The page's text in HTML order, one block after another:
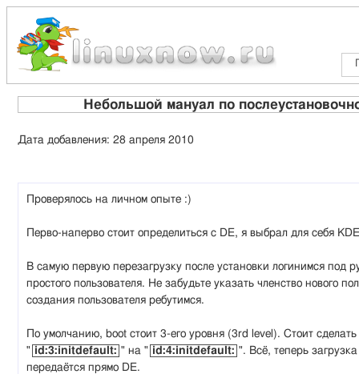
Небольшой мануал по
Дата добавления: 28 апреля 2010
Проверялось на личном опыте :)
Перво-наперво стоит определиться с DE, я выбрал для себя
В самую первую перезагрузку после установки логинимся под
простого пользователя. Не забудьте указать членство нового
создания пользователя ребутимся.
По умолчанию, boot стоит 3-его уровня (3rd level). Стоит сделать
" id:3:initdefault: " на " id:4:initdefault: ". Всё, теперь
передаётся прямо DE.